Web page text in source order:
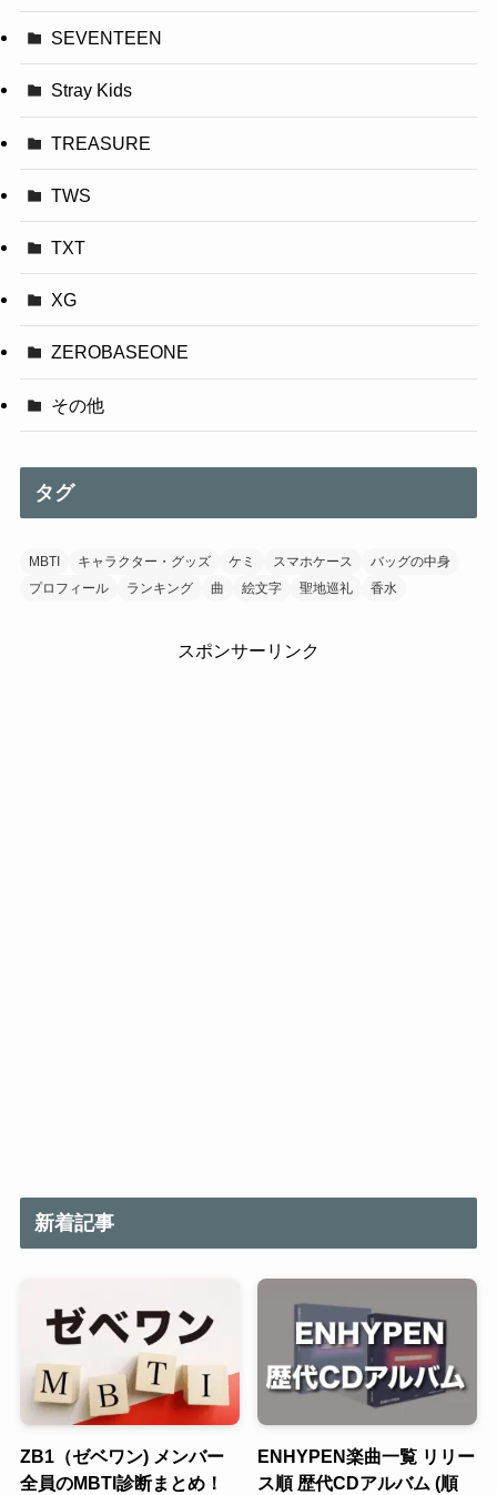
SEVENTEEN
Stray Kids
TREASURE
TWS
TXT
XG
ZEROBASEONE
その他
タグ
MBTI キャラクター・グッズ ケミ スマホケース
バッグの中身
プロフィール
ランキング 曲 絵文字 聖地巡礼 香水
スポンサーリンク
新着記事
ZB1（ゼベワン) メンバー
全員のMBTI診断まとめ！
ENHYPEN楽曲一覧 リリー
ス順 歴代CDアルバム (順